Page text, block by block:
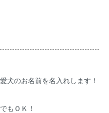
犬のお名前を名入れします！
もＯＫ！